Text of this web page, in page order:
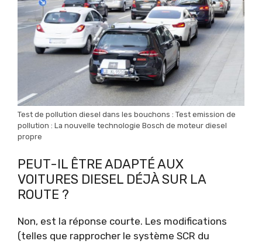
Test de pollution diesel dans les bouchons : Test emission de
pollution : La nouvelle technologie Bosch de moteur diesel
propre
PEUT-IL ÊTRE ADAPTÉ AUX
VOITURES DIESEL DÉJÀ SUR LA
ROUTE ?
Non, est la réponse courte. Les modifications
(telles que rapprocher le système SCR du